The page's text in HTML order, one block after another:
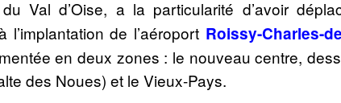
Val d’Oise, a la particularité d’avoir
de l’aéroport Roissy-Charles-
en deux zones : le nouveau centre,
des Noues) et le Vieux-Pays.